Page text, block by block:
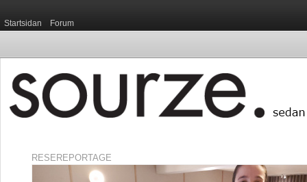
Startsidan Forum
RESEREPORTAGE